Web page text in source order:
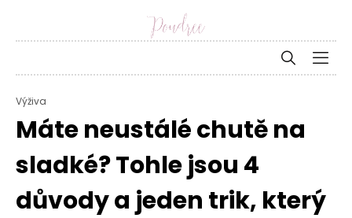
Výživa
Máte neustálé chutě na
sladké? Tohle jsou 4
důvody a jeden trik, který